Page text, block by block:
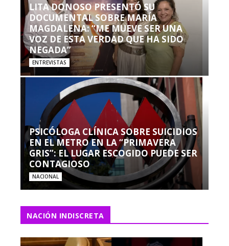
LITA DONOSO PRESENTÓ SU
DOCUMENTAL SOBRE MARÍA
MAGDALENA: “ME MUEVE SER UNA
VOZ DE ESTA VERDAD QUE HA SIDO
NEGADA”
ENTREVISTAS
PSICÓLOGA CLÍNICA SOBRE SUICIDIOS
EN EL METRO EN LA “PRIMAVERA
GRIS”: EL LUGAR ESCOGIDO PUEDE SER
CONTAGIOSO
NACIONAL
NACIÓN INDISCRETA